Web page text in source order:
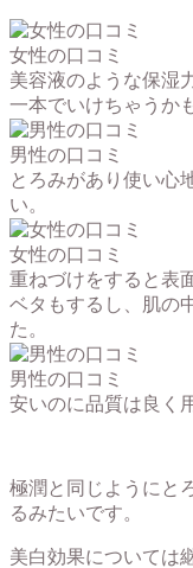
女性の口コミ
美容液のような保湿
一本でいけちゃうか
男性の口コミ
とろみがあり使い心
い。
女性の口コミ
重ねづけをすると表
ベタもするし、肌の
た。
男性の口コミ
安いのに品質は良く
極潤と同じようにと
るみたいです。
美白効果については